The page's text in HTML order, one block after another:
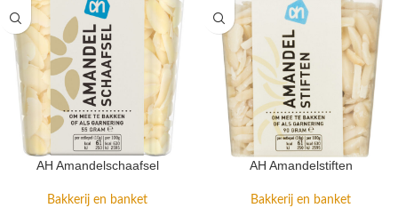
AH Amandelschaafsel
Bakkerij en banket
AH Amandelstiften
Bakkerij en banket